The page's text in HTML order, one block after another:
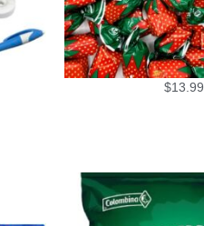
$13.99